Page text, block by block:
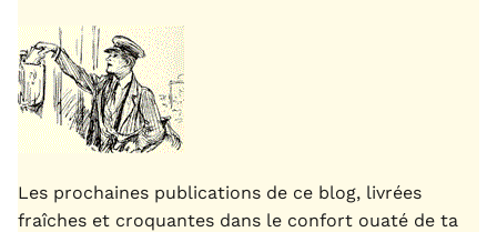
Les prochaines publications de ce blog, livrées
fraîches et croquantes dans le confort ouaté de ta